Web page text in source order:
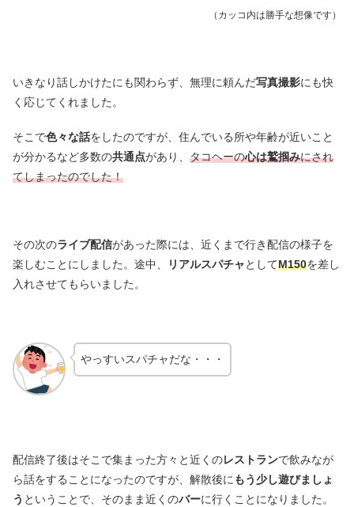
（カッコ内は勝手な想像です）
いきなり話しかけたにも関わらず、無理に頼んだ写真撮影にも快
く応じてくれました。
そこで色々な話をしたのですが、住んでいる所や年齢が近いこと
が分かるなど多数の共通点があり、 タコヘーの心は鷲掴みにされ
てしまったのでした！
その次のライブ配信があった際には、近くまで行き配信の様子を
楽しむことにしました。途中、
リアルスパチャとしてM150を差し
入れさせてもらいました。
やっすいスパチャだな・・・
配信終了後はそこで集まった方々と近くのレストランで飲みなが
ら話をすることになったのですが、解散後に もう少し遊びましょ
う ということで、そのまま近くのバーに行くことになりました。